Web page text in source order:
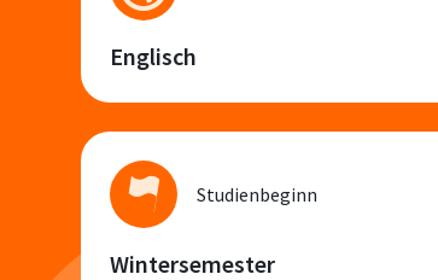
Englisch
Studienbeginn
Wintersemester